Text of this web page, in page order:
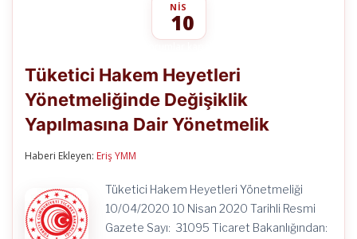
NIS
10
Heyetleri
Yönetmeliğinde
Değişiklik
Yapılmasına
Dair
Tüketici Hakem Heyetleri
Yönetmeliğinde Değişiklik
Yapılmasına Dair Yönetmelik
Haberi Ekleyen: Eriş YMM
Tüketici Hakem Heyetleri Yönetmeliği
10/04/2020 10 Nisan 2020 Tarihli Resmi
Gazete Sayı: 31095 Ticaret Bakanlığından: